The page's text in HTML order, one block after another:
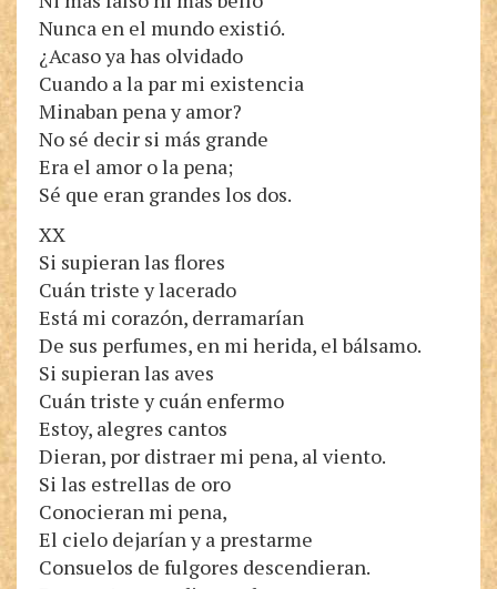
Nunca en el mundo existió.
¿Acaso ya has olvidado
Cuando a la par mi existencia
Minaban pena y amor?
No sé decir si más grande
Era el amor o la pena;
Sé que eran grandes los dos.
XX
Si supieran las flores
Cuán triste y lacerado
Está mi corazón, derramarían
De sus perfumes, en mi herida, el bálsamo.
Si supieran las aves
Cuán triste y cuán enfermo
Estoy, alegres cantos
Dieran, por distraer mi pena, al viento.
Si las estrellas de oro
Conocieran mi pena,
El cielo dejarían y a prestarme
Consuelos de fulgores descendieran.